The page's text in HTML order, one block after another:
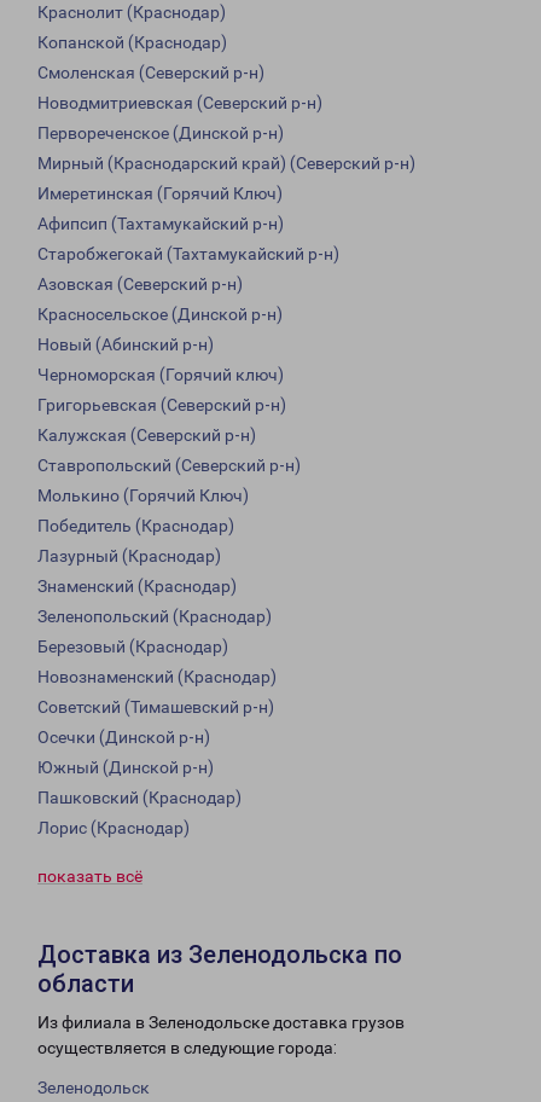
Краснолит (Краснодар)
Копанской (Краснодар)
Смоленская (Северский р-н)
Новодмитриевская (Северский р-н)
Первореченское (Динской р-н)
Мирный (Краснодарский край) (Северский р-н)
Имеретинская (Горячий Ключ)
Афипсип (Тахтамукайский р-н)
Старобжегокай (Тахтамукайский р-н)
Азовская (Северский р-н)
Красносельское (Динской р-н)
Новый (Абинский р-н)
Черноморская (Горячий ключ)
Григорьевская (Северский р-н)
Калужская (Северский р-н)
Ставропольский (Северский р-н)
Молькино (Горячий Ключ)
Победитель (Краснодар)
Лазурный (Краснодар)
Знаменский (Краснодар)
Зеленопольский (Краснодар)
Березовый (Краснодар)
Новознаменский (Краснодар)
Советский (Тимашевский р-н)
Осечки (Динской р-н)
Южный (Динской р-н)
Пашковский (Краснодар)
Лорис (Краснодар)
показать всё
Доставка из Зеленодольска по
области
Из филиала в Зеленодольске доставка грузов
осуществляется в следующие города:
Зеленодольск